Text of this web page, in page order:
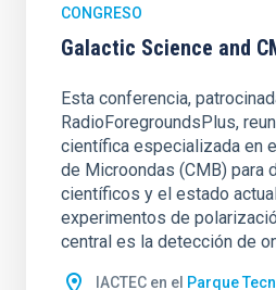
CONGRESO
Galactic Science and
Esta conferencia,
RadioForegroundsPlus,
científica especializada en
de Microondas (CMB) para
científicos y el estado
experimentos de
central es la detección de
IACTEC en el Parque